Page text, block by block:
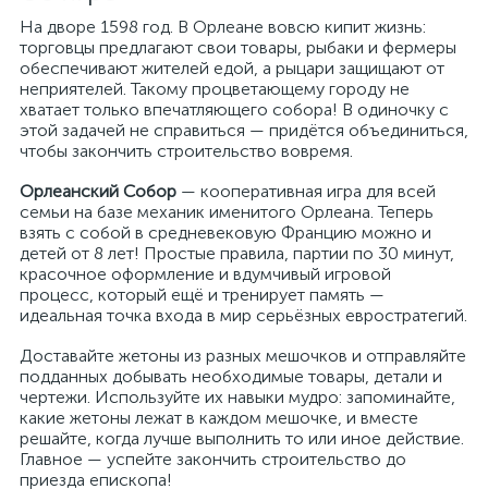
На дворе 1598 год. В Орлеане вовсю кипит жизнь:
торговцы предлагают свои товары, рыбаки и фермеры
обеспечивают жителей едой, а рыцари защищают от
неприятелей. Такому процветающему городу не
хватает только впечатляющего собора! В одиночку с
этой задачей не справиться — придётся объединиться,
чтобы закончить строительство вовремя.
Орлеанский Собор — кооперативная игра для всей
семьи на базе механик именитого Орлеана. Теперь
взять с собой в средневековую Францию можно и
детей от 8 лет! Простые правила, партии по 30 минут,
красочное оформление и вдумчивый игровой
процесс, который ещё и тренирует память —
идеальная точка входа в мир серьёзных евростратегий.
Доставайте жетоны из разных мешочков и отправляйте
подданных добывать необходимые товары, детали и
чертежи. Используйте их навыки мудро: запоминайте,
какие жетоны лежат в каждом мешочке, и вместе
решайте, когда лучше выполнить то или иное действие.
Главное — успейте закончить строительство до
приезда епископа!